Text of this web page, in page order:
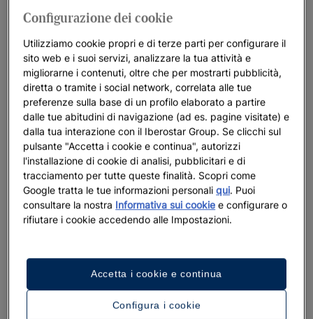
effettuare la prenotazione a un prezzo ancora più basso di
quello che avevate previsto:
Compilateil modulo . È semplicissimo!
Se la vostra richiesta rispetta i termini e le condizioni del
Miglior Prezzo Online Garantito, vi invieremo la conferma
entro un termine massimo di 2 giorni.
Vedi le condizioni dell'offerta
Configurazione dei cookie
Utilizziamo cookie propri e di terze parti per configurare il
sito web e i suoi servizi, analizzare la tua attività e
migliorarne i contenuti, oltre che per mostrarti pubblicità,
diretta o tramite i social network, correlata alle tue
preferenze sulla base di un profilo elaborato a partire
dalle tue abitudini di navigazione (ad es. pagine visitate) e
dalla tua interazione con il Iberostar Group. Se clicchi sul
pulsante "Accetta i cookie e continua", autorizzi
l'installazione di cookie di analisi, pubblicitari e di
tracciamento per tutte queste finalità. Scopri come
Google tratta le tue informazioni personaliqui. Puoi
consultare la nostra Informativa sui cookie e configurare o
rifiutare i cookie accedendo alle Impostazioni.
Configura i cookie
Accetta i cookie e continua